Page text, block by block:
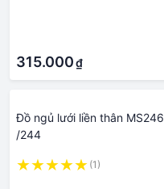
315.000₫
Đồ ngủ lưới liền thân MS246
/244
(1)